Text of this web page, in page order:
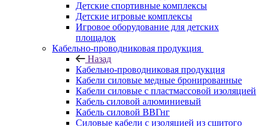
Детские спортивные комплексы
Детские игровые комплексы
Игровое оборудование для детских
площадок
Кабельно-проводниковая продукция
Назад
Кабельно-проводниковая продукция
Кабели силовые медные бронированные
Кабели силовые с пластмассовой изоляцией
Кабель силовой алюминиевый
Кабель силовой ВВГнг
Силовые кабели с изоляцией из сшитого